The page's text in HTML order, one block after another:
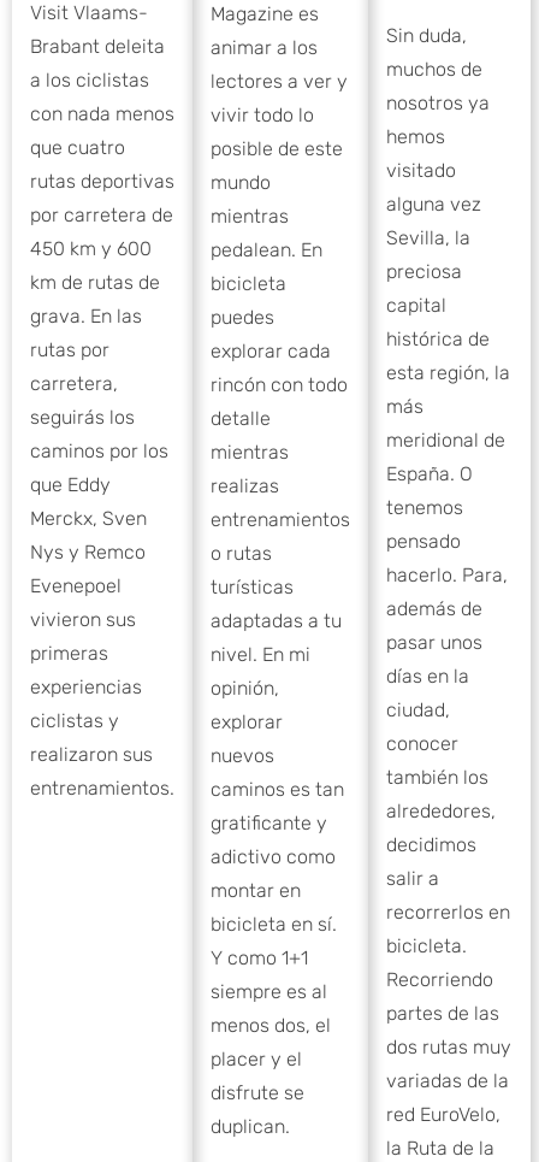
Visit Vlaams-
Brabant deleita
a los ciclistas
con nada menos
que cuatro
rutas deportivas
por carretera de
450 km y 600
km de rutas de
grava. En las
rutas por
carretera,
seguirás los
caminos por los
que Eddy
Merckx, Sven
Nys y Remco
Evenepoel
vivieron sus
primeras
experiencias
ciclistas y
realizaron sus
entrenamientos.
Magazine es
animar a los
lectores a ver y
vivir todo lo
posible de este
mundo
mientras
pedalean. En
bicicleta
puedes
explorar cada
rincón con todo
detalle
mientras
realizas
entrenamientos
o rutas
turísticas
adaptadas a tu
nivel. En mi
opinión,
explorar
nuevos
caminos es tan
gratificante y
adictivo como
montar en
bicicleta en sí.
Y como 1+1
siempre es al
menos dos, el
placer y el
disfrute se
duplican.
Sin duda,
muchos de
nosotros ya
hemos
visitado
alguna vez
Sevilla, la
preciosa
capital
histórica de
esta región, la
más
meridional de
España. O
tenemos
pensado
hacerlo. Para,
además de
pasar unos
días en la
ciudad,
conocer
también los
alrededores,
decidimos
salir a
recorrerlos en
bicicleta.
Recorriendo
partes de las
dos rutas muy
variadas de la
red EuroVelo,
la Ruta de la